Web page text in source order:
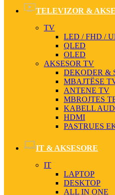
TELEVIZOR &
TV
LED / FHD /
QLED
OLED
AKSESOR TV
DEKODER &
MBAJTËSE
ANTENE TV
MBROJTES
KABELL
HDMI
PASTRUES
IT & AKSESORE
IT
LAPTOP
DESKTOP
ALL IN ONE